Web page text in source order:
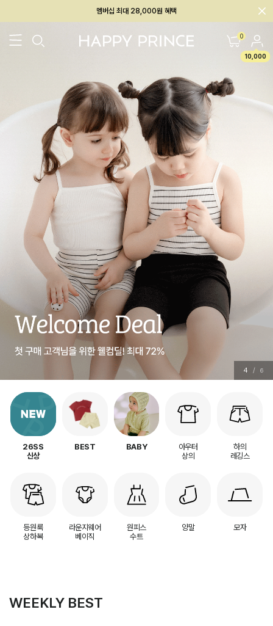
회원전용 아울렛, 가입하면 ~60% 할인!
0
10,000
5 / 6
26SS
신상
BEST BABY
아우터
상의
하의
레깅스
등원룩
상하복
라운지웨어
베이직
원피스
수트
양말 모자
WEEKLY BEST